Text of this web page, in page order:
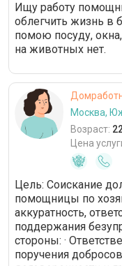
Ищу работу
облегчить жизнь в
помою посуду,
на животных нет.
Москва,
Возраст:
Цена
Цель: Соискание
помощницы по
аккуратность,
поддержания
стороны: ·
поручения